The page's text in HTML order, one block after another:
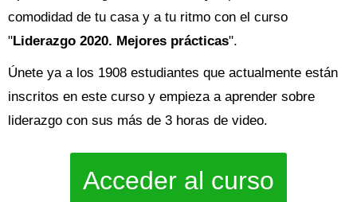
comodidad de tu casa y a tu ritmo con el curso
"Liderazgo 2020. Mejores prácticas".
Únete ya a los 1908 estudiantes que actualmente están
inscritos en este curso y empieza a aprender sobre
liderazgo con sus más de 3 horas de video.
Acceder al curso